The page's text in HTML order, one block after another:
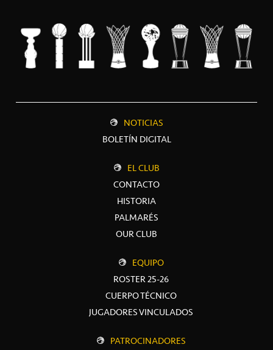
NOTICIAS
BOLETÍN DIGITAL
EL CLUB
CONTACTO
HISTORIA
PALMARÉS
OUR CLUB
EQUIPO
ROSTER 25-26
CUERPO TÉCNICO
JUGADORES VINCULADOS
PATROCINADORES